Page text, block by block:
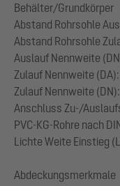
Behälter/Grundkörper
Abstand Rohrsohle
Abstand Rohrsohle
Auslauf Nennweite
Zulauf Nennweite
Zulauf Nennweite
Anschluss Zu-/
PVC-KG-Rohre nach
Lichte Weite Einstieg
Abdeckungsmerkmale